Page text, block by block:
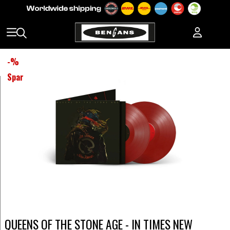
-%
Spar
QUEENS OF THE STONE AGE - IN TIMES NEW